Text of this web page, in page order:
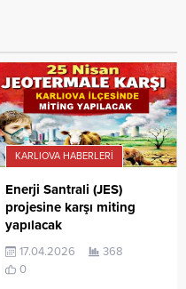
KARLIOVA HABERLERI
Enerji Santrali (JES)
projesine karşı miting
yapılacak
17.04.2026
368
0